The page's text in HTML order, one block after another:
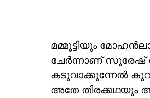
മമ്മൂട്ടിയും
ചേര്‍ന്നാണ് സുരേഷ്
കടുവാക്കുന്നേല്‍
അതേ തിരക്കഥയും